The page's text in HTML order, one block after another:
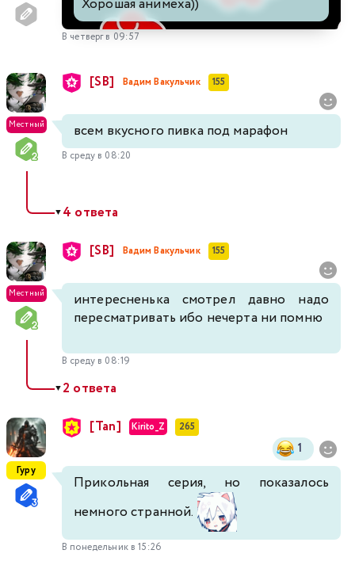
Хорошая анимеха))
В четверг в 09:57
Местный
[SB] Вадим Вакульчик 155
всем вкусного пивка под марафон
В среду в 08:20
▼4 ответа
Местный
[SB] Вадим Вакульчик 155
интересненька смотрел давно надо
пересматривать ибо нечерта ни помню
В среду в 08:19
▼2 ответа
Гуру
[Tan] Kirito_Z 265
1
Прикольная серия, но показалось
немного странной.
В понедельник в 15:26